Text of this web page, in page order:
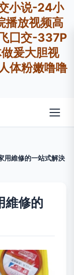
小说-24小
播放视频高
囗交-337P
爰大胆视
体粉嫩噜噜
用維修的一站式解決
維修的